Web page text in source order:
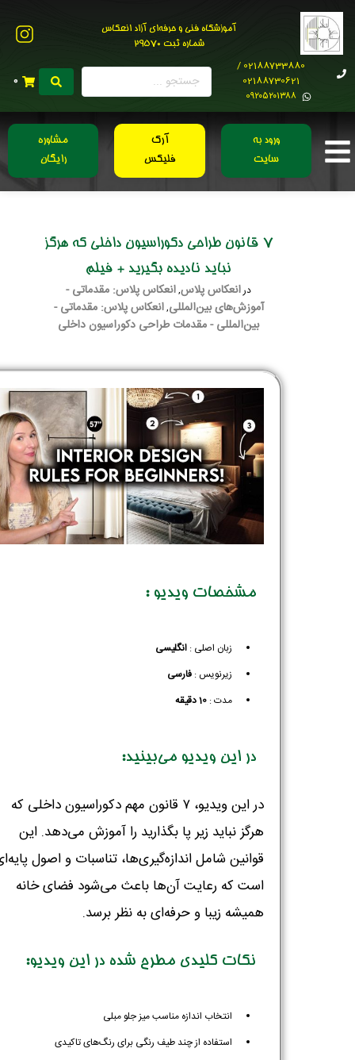
آموزشگاه فنی و حرفه‌ای آزاد انعکاس
شماره ثبت 29570
02188733880 /
02188730621
0۹۲۰۵۲۰۱۳۸۸
0
ورود به
سایت
آرک
فلیکس
مشاوره
رایگان
7 قانون طراحی دکوراسیون داخلی که هرگز
نباید نادیده بگیرید + فیلم
درانعکاس پلاس,انعکاس پلاس: مقدماتی -
آموزش‌های بین‌المللی,انعکاس پلاس: مقدماتی -
بین‌المللی - مقدمات طراحی دکوراسیون داخلی
مشخصات ویدیو :
زبان اصلی : انگلیسی
زیرنویس :‌ فارسی
مدت : 10 دقیقه
در این ویدیو می‌بینید:
در این ویدیو، ۷ قانون مهم دکوراسیون داخلی که
هرگز نباید زیر پا بگذارید را آموزش می‌دهد. این
قوانین شامل اندازه‌گیری‌ها، تناسبات و اصول
است که رعایت آن‌ها باعث می‌شود فضای خانه
همیشه زیبا و حرفه‌ای به نظر برسد.
نکات کلیدی مطرح شده در این ویدیو:
انتخاب اندازه مناسب میز جلو مبلی
استفاده از چند طیف رنگی برای رنگ‌های تاکیدی